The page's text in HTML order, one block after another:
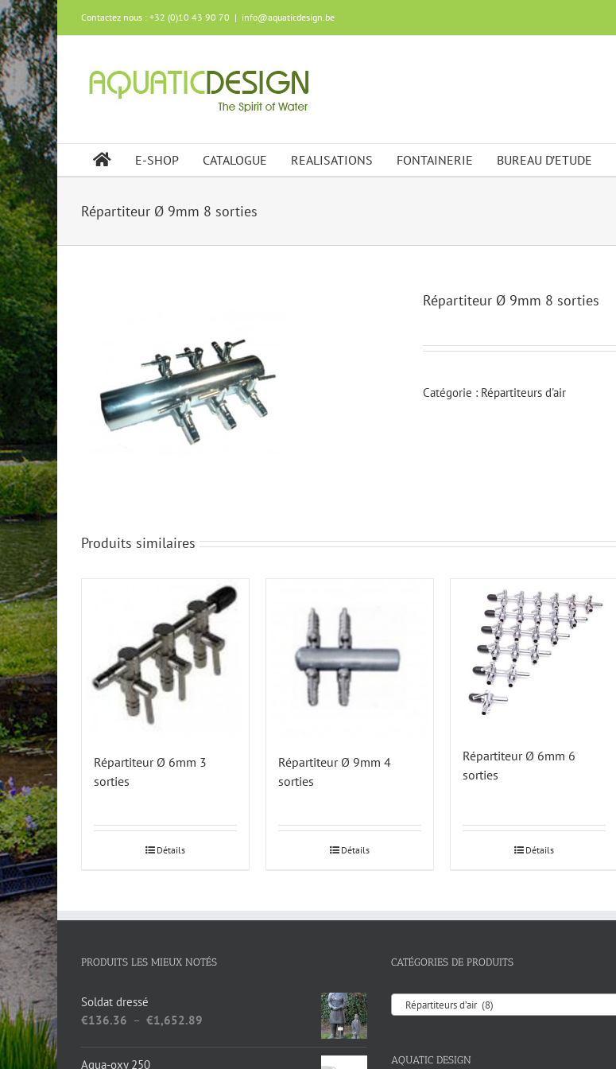
Skip
to
content
Contactez nous : +32 (0)10 43 90 70 | info@aquaticdesign.be
E-SHOP CATALOGUE REALISATIONS FONTAINERIE BUREAU D’ETUDE
Répartiteur Ø 9mm 8 sorties
Répartiteur Ø 9mm 8 sorties
Catégorie : Répartiteurs d'air
Produits similaires
Répartiteur Ø 6mm 3
sorties
Détails
Répartiteur Ø 9mm 4
sorties
Détails
Répartiteur Ø 6mm 6
sorties
Détails
PRODUITS LES MIEUX NOTÉS
Soldat dressé
€136.36 – €1,652.89
Aqua-oxy 250
CATÉGORIES DE PRODUITS
Répartiteurs d’air (8)
AQUATIC DESIGN